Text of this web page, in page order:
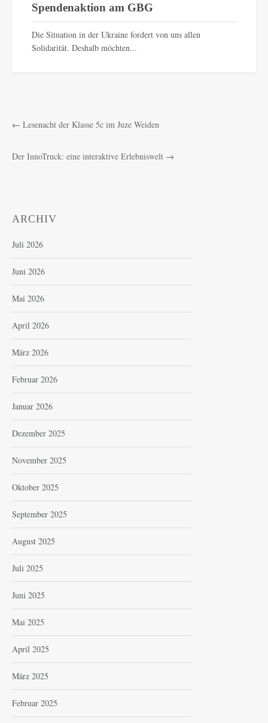
Spendenaktion am GBG
Die Situation in der Ukraine fordert von uns allen
Solidarität. Deshalb möchten...
← Lesenacht der Klasse 5c im Juze Weiden
Der InnoTruck: eine interaktive Erlebniswelt →
ARCHIV
Juli 2026
Juni 2026
Mai 2026
April 2026
März 2026
Februar 2026
Januar 2026
Dezember 2025
November 2025
Oktober 2025
September 2025
August 2025
Juli 2025
Juni 2025
Mai 2025
April 2025
März 2025
Februar 2025